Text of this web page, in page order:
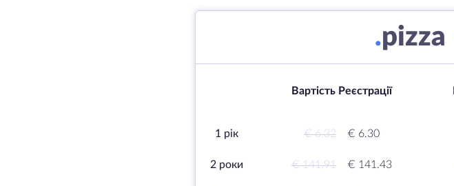
.pizza
Вартість Реєстрації
1 рік € 6.32 € 6.30
2 роки € 141.91 € 141.43